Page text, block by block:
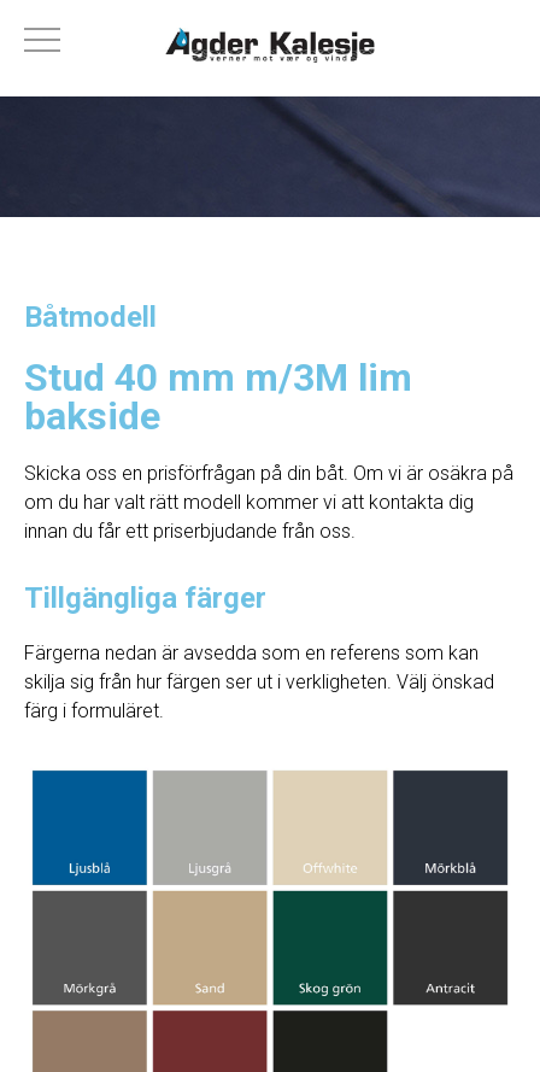
Båtmodell
Stud 40 mm m/3M lim
bakside
Skicka oss en prisförfrågan på din båt. Om vi ​​är osäkra på
om du har valt rätt modell kommer vi att kontakta dig
innan du får ett priserbjudande från oss.
Tillgängliga färger
Färgerna nedan är avsedda som en referens som kan
skilja sig från hur färgen ser ut i verkligheten. Välj önskad
färg i formuläret.